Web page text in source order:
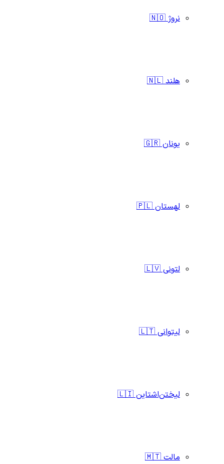
نروژ 🇳🇴
هلند 🇳🇱
یونان 🇬🇷
لهستان 🇵🇱
لتونی 🇱🇻
لیتوانی 🇱🇹
لیختن‌اشتاین 🇱🇮
مالت 🇲🇹